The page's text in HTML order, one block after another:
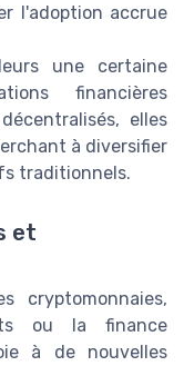
l'adoption accrue
une certaine
financières
elles
à diversifier
traditionnels.
et
cryptomonnaies,
ou la finance
à de nouvelles